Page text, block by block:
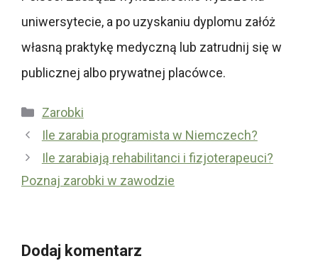
uniwersytecie, a po uzyskaniu dyplomu załóż
własną praktykę medyczną lub zatrudnij się w
publicznej albo prywatnej placówce.
Kategorie
Zarobki
Ile zarabia programista w Niemczech?
Ile zarabiają rehabilitanci i fizjoterapeuci?
Poznaj zarobki w zawodzie
Dodaj komentarz